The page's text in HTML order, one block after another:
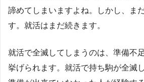
諦めてしまいますよね。しかし、ま
す。就活はまだ続きます。
就活で全滅してしまうのは、準備不
挙げられます。就活で持ち駒が全滅